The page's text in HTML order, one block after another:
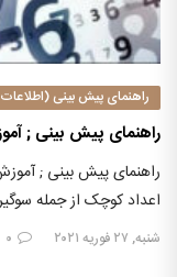
راهنمای پیش بینی
راهنمای پیش بینی ;
راهنمای پیش بینی ;
اعداد کوچک از جمله
شنبه, ۲۷ فوریه ۲۰۲۱ ۰